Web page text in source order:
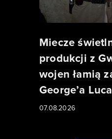
Miecze
produkcji z
wojen łamią
George’a
07.08.2026